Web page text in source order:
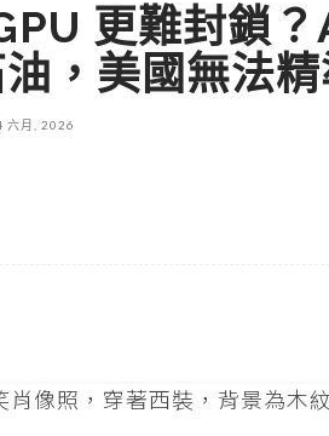
更難封鎖？
，美國無法
六月, 2026